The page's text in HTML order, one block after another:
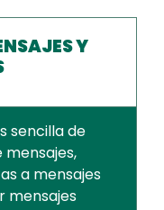
Y
sencilla de
a mensajes
mensajes